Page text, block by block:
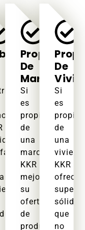
De
Marcas
Si
es
propietario
de
una
marca,
KKR
mejora
su
oferta
de
productos
De
Si
es
de
una
KKR
ofrece
sólidas
que
no